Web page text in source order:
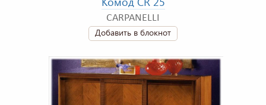
CARPANELLI
Добавить в блокнот